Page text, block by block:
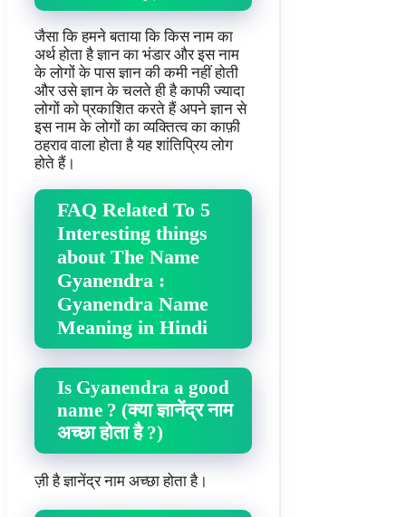
जैसा कि हमने बताया कि किस नाम का
अर्थ होता है ज्ञान का भंडार और इस नाम
के लोगों के पास ज्ञान की कमी नहीं होती
और उसे ज्ञान के चलते ही है काफी ज्यादा
लोगों को प्रकाशित करते हैं अपने ज्ञान से
इस नाम के लोगों का व्यक्तित्व का काफ़ी
ठहराव वाला होता है यह शांतिप्रिय लोग
होते हैं।
FAQ Related To 5
Interesting things
about The Name
Gyanendra :
Gyanendra Name
Meaning in Hindi
Is Gyanendra a good
name ? (क्या ज्ञानेंद्र नाम
अच्छा होता है ?)
ज़ी है ज्ञानेंद्र नाम अच्छा होता है।